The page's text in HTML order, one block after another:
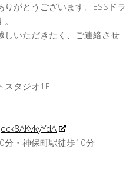
がとうございます。ESSドラ
しいただきたく、ご連絡させ
スタジオ1F
・神保町駅徒歩10分